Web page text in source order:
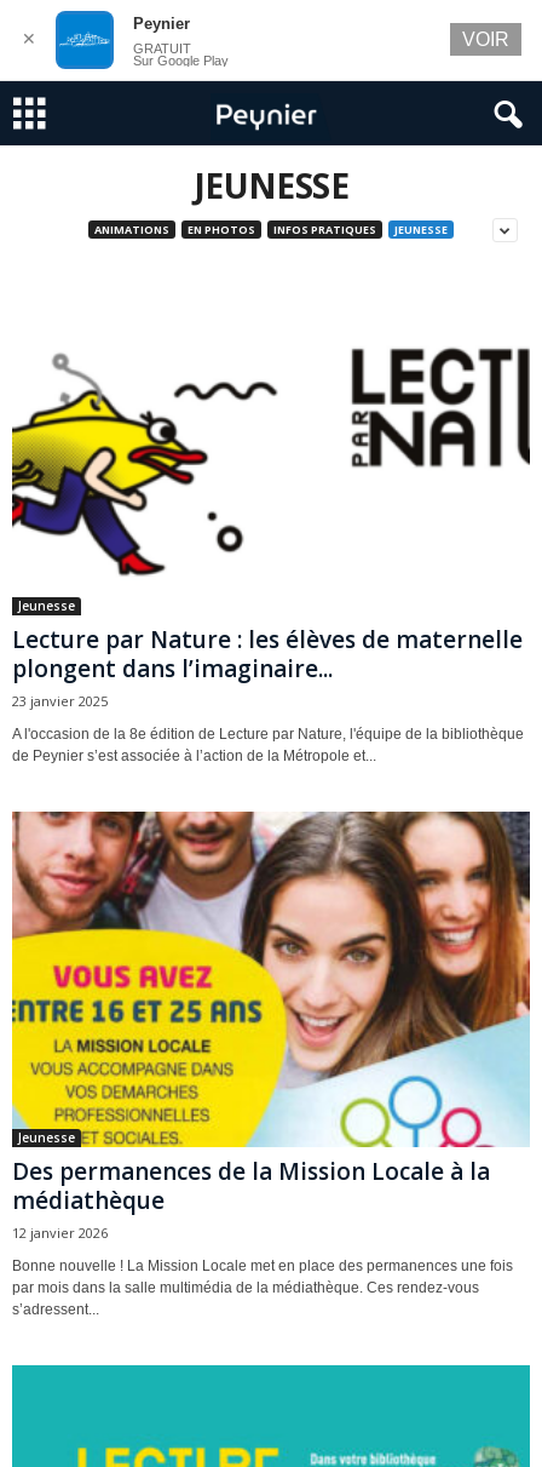
JEUNESSE
ANIMATIONS EN PHOTOS INFOS PRATIQUES JEUNESSE
Jeunesse
Lecture par Nature : les élèves de maternelle
plongent dans l’imaginaire...
23 janvier 2025
A l'occasion de la 8e édition de Lecture par Nature, l'équipe de la bibliothèque
de Peynier s’est associée à l’action de la Métropole et...
Jeunesse
Des permanences de la Mission Locale à la
médiathèque
12 janvier 2026
Bonne nouvelle ! La Mission Locale met en place des permanences une fois
par mois dans la salle multimédia de la médiathèque. Ces rendez-vous
s’adressent...
✕
Peynier
GRATUIT
Sur Google Play
VOIR